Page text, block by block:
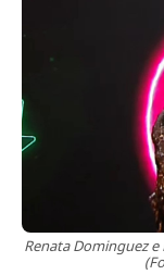
Renata Dominguez